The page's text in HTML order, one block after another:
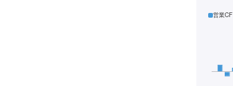
営業CF